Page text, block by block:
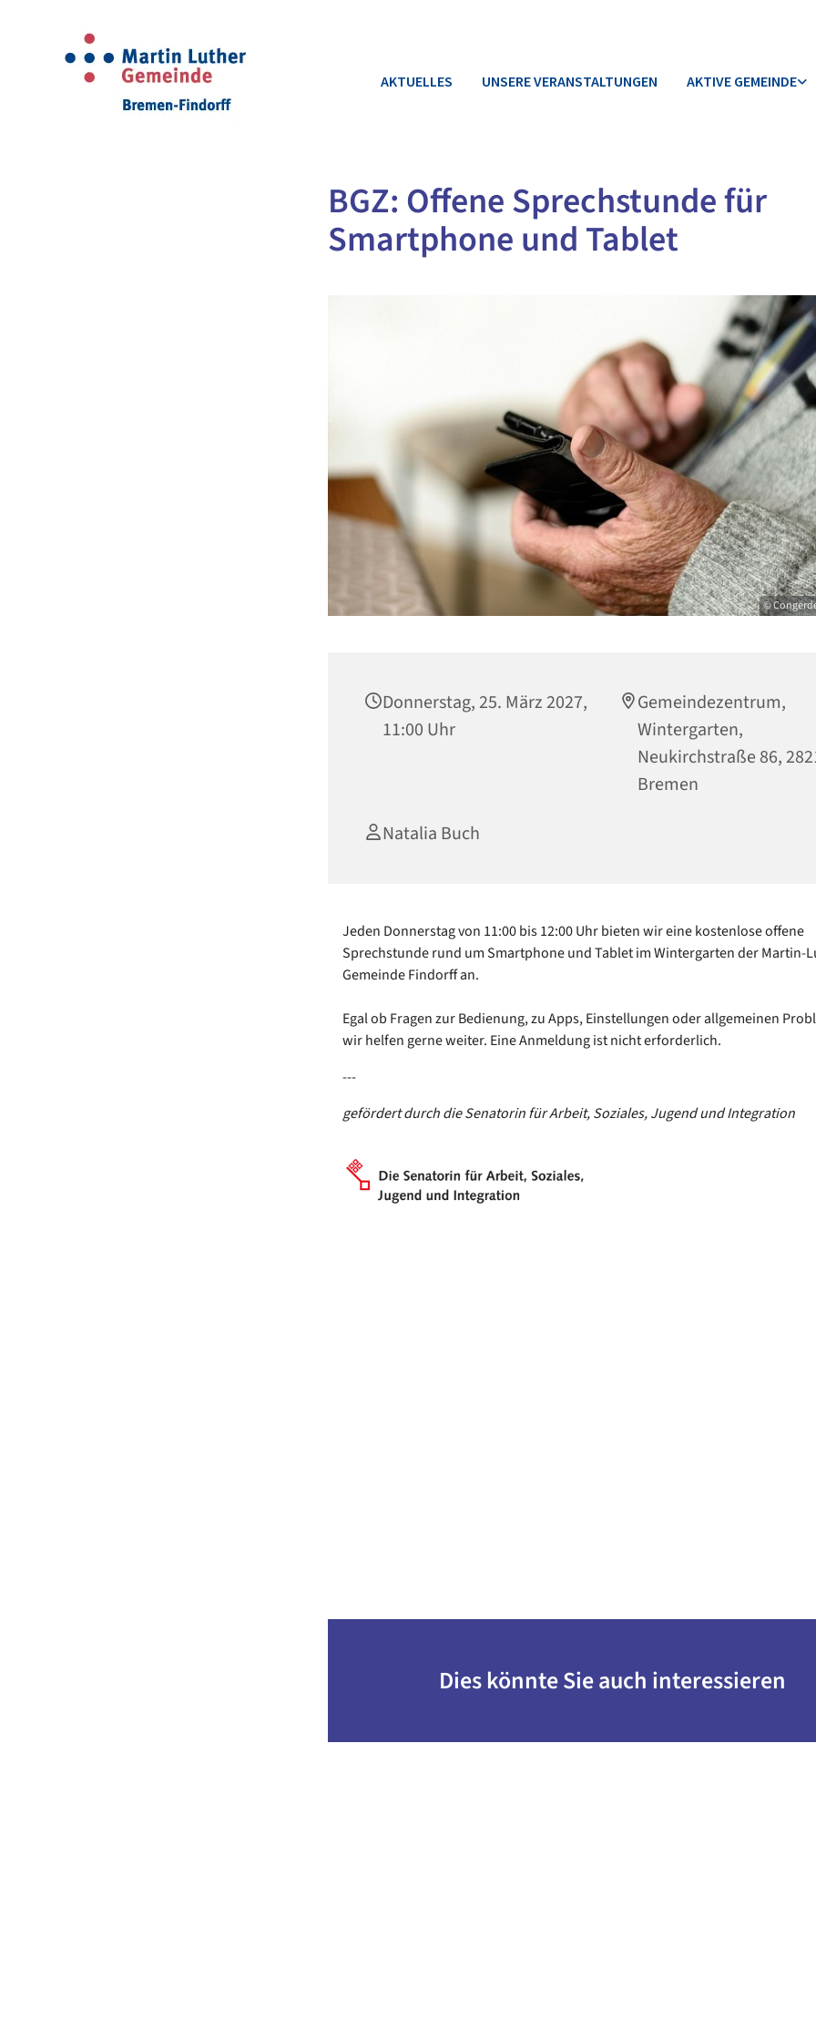
AKTUELLES UNSERE VERANSTALTUNGEN AKTIVE GEMEINDE
BGZ: Offene Sprechstunde für
Smartphone und Tablet
©
Donnerstag, 25. März 2027,
11:00 Uhr
Gemeindezentrum,
Wintergarten,
Neukirchstraße 86,
Bremen
Natalia Buch
Jeden Donnerstag von 11:00 bis 12:00 Uhr bieten wir eine kostenlose offene
Sprechstunde rund um Smartphone und Tablet im Wintergarten der Martin-
Gemeinde Findorff an.
Egal ob Fragen zur Bedienung, zu Apps, Einstellungen oder allgemeinen
wir helfen gerne weiter. Eine Anmeldung ist nicht erforderlich.
---
gefördert durch die Senatorin für Arbeit, Soziales, Jugend und Integration
Dies könnte Sie auch interessieren